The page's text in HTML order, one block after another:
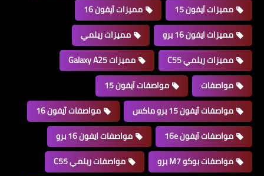
مميزات آيفون 15
مميزات آيفون 16
مميزات ايفون 16 برو
مميزات ريلمي
مميزات ريلمي C55
مميزات Galaxy A25
مواصفات
مواصفات آيفون 15
مواصفات آيفون 15 برو ماكس
مواصفات آيفون 16
مواصفات آيفون 16e
مواصفات ايفون 16 برو
مواصفات بوكو M7 برو
مواصفات ريلمي C55